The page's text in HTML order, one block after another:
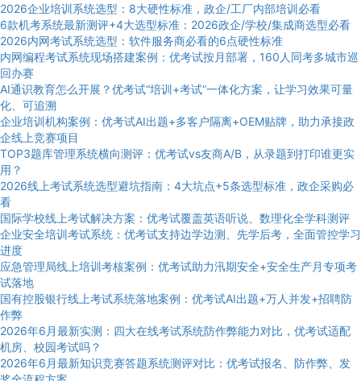
2026企业培训系统选型：8大硬性标准，政企/工厂内部培训必看
6款机考系统最新测评+4大选型标准：2026政企/学校/集成商选型必看
2026内网考试系统选型：软件服务商必看的6点硬性标准
内网编程考试系统现场搭建案例：优考试按月部署，160人同考多城市巡
回办赛
AI通识教育怎么开展？优考试“培训+考试”一体化方案，让学习效果可量
化、可追溯
企业培训机构案例：优考试AI出题+多客户隔离+OEM贴牌，助力承接政
企线上竞赛项目
TOP3题库管理系统横向测评：优考试vs友商A/B，从录题到打印谁更实
用？
2026线上考试系统选型避坑指南：4大坑点+5条选型标准，政企采购必
看
国际学校线上考试解决方案：优考试覆盖英语听说、数理化全学科测评
企业安全培训考试系统：优考试支持边学边测、先学后考，全面管控学习
进度
应急管理局线上培训考核案例：优考试助力汛期安全+安全生产月专项考
试落地
国有控股银行线上考试系统落地案例：优考试AI出题+万人并发+招聘防
作弊
2026年6月最新实测：四大在线考试系统防作弊能力对比，优考试适配
机房、校园考试吗？
2026年6月最新知识竞赛答题系统测评对比：优考试报名、防作弊、发